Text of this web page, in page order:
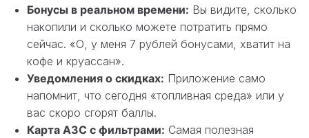
Бонусы в реальном времени: Вы видите, сколько
накопили и сколько можете потратить прямо
сейчас. «О, у меня 7 рублей бонусами, хватит на
кофе и круассан».
Уведомления о скидках: Приложение само
напомнит, что сегодня «топливная среда» или у
вас скоро сгорят баллы.
Карта АЗС с фильтрами: Самая полезная